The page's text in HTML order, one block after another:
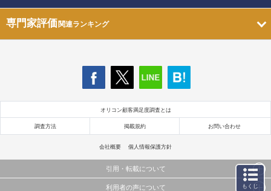
専門家評価関連ランキング
オリコン顧客満足度調査とは
調査方法 掲載規約 お問い合わせ
会社概要 個人情報保護方針
引用・転載について
当サイトで公開されている情報（文字、写真、イラスト、画像データ等）及びこれらの配置・
利用者の声について もくじ